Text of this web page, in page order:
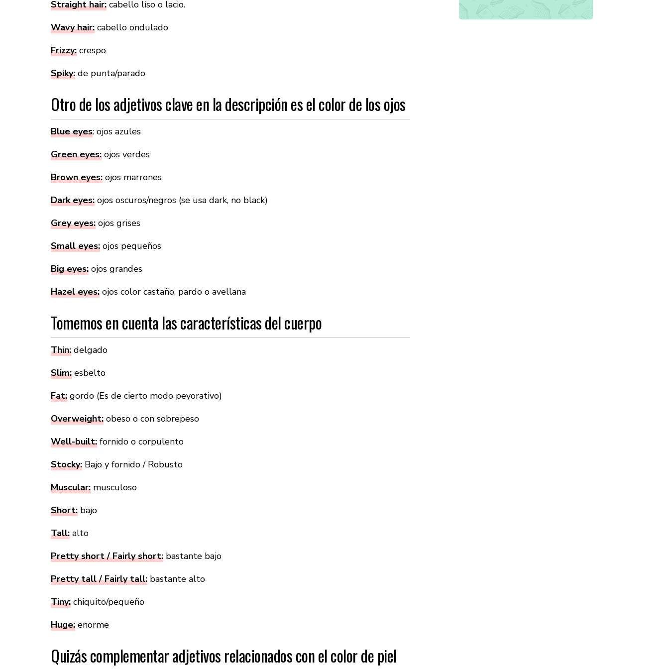
Straight hair: cabello liso o lacio.
Wavy hair: cabello ondulado
Frizzy: crespo
Spiky: de punta/parado
Otro de los adjetivos clave en la descripción es el color de los ojos
Blue eyes: ojos azules
Green eyes: ojos verdes
Brown eyes: ojos marrones
Dark eyes: ojos oscuros/negros (se usa dark, no black)
Grey eyes: ojos grises
Small eyes: ojos pequeños
Big eyes: ojos grandes
Hazel eyes: ojos color castaño, pardo o avellana
Tomemos en cuenta las características del cuerpo
Thin: delgado
Slim: esbelto
Fat: gordo (Es de cierto modo peyorativo)
Overweight: obeso o con sobrepeso
Well-built: fornido o corpulento
Stocky: Bajo y fornido / Robusto
Muscular: musculoso
Short: bajo
Tall: alto
Pretty short / Fairly short: bastante bajo
Pretty tall / Fairly tall: bastante alto
Tiny: chiquito/pequeño
Huge: enorme
Quizás complementar adjetivos relacionados con el color de piel